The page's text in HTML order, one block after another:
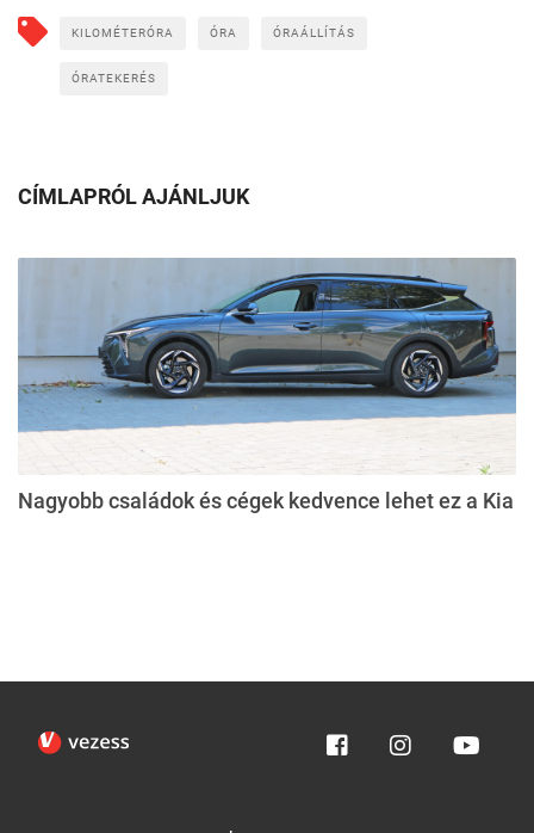
KILOMÉTERÓRA ÓRA ÓRAÁLLÍTÁS
ÓRATEKERÉS
CÍMLAPRÓL AJÁNLJUK
Nagyobb családok és cégek kedvence lehet ez a Kia